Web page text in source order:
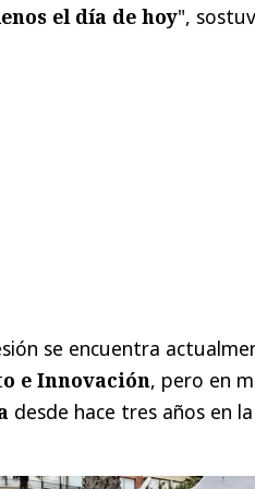
el día de hoy",
se encuentra
e Innovación, pero en
desde hace tres años en